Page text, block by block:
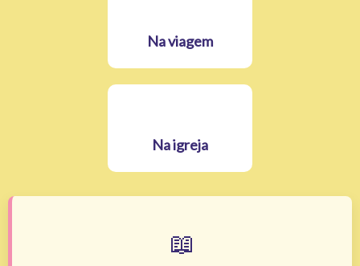
Na viagem
Na igreja
📖